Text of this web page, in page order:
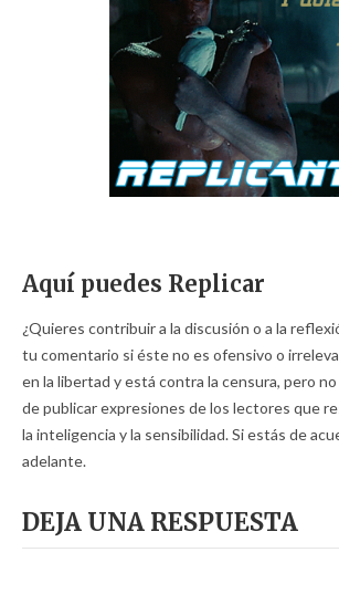
Aquí puedes Replicar
¿Quieres contribuir a la discusión o a la
tu comentario si éste no es ofensivo o
en la libertad y está contra la censura, pero
de publicar expresiones de los lectores que
la inteligencia y la sensibilidad. Si estás de
adelante.
DEJA UNA RESPUESTA